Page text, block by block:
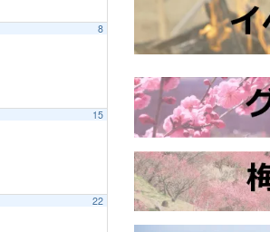
8
15
22